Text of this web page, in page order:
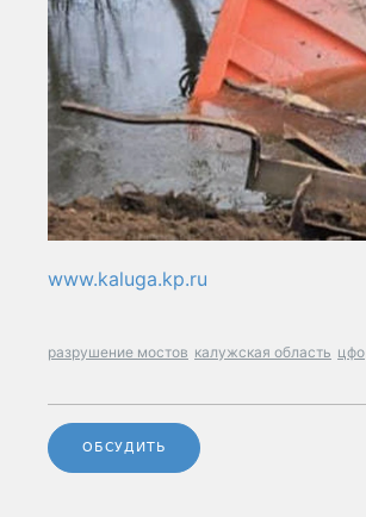
www.kaluga.kp.ru
разрушение мостов калужская область цфо
ОБСУДИТЬ